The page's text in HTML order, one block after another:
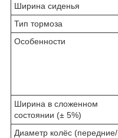
Ширина сиденья
Тип тормоза
Особенности
Ширина в сложенном
состоянии (± 5%)
Диаметр колёс (передние/